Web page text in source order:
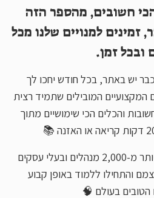
חשובים, מהספר הזה
למנויים שלנו מכל
ובכל זמן.
שכבר יש באתר, בכל חודש יחכו לך
המובילים שתמיד רצית
והכלים הכי שימושיים מתוך
זה בדיוק הזמן להצטרף ליותר מ-2,000 מנהלים ובעלי עסקים
והתחילו ללמוד באופן קבוע
בעולם 🧠